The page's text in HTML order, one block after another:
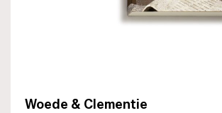
Woede & Clementie